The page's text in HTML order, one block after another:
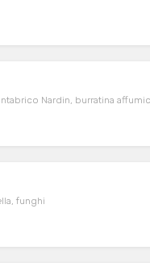
Nardin, burratina
funghi